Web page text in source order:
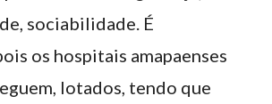
sociabilidade. É
os hospitais amapaenses
lotados, tendo que